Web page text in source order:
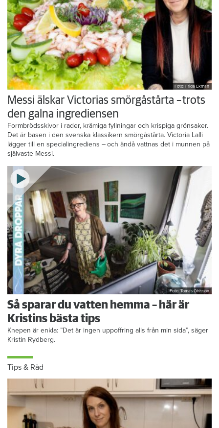
Foto: Frida Ekman
Messi älskar Victorias smörgåstårta – trots
den galna ingrediensen
Formbrödsskivor i rader, krämiga fyllningar och krispiga grönsaker.
Det är basen i den svenska klassikern smörgåstårta. Victoria Lalli
lägger till en specialingrediens – och ändå vattnas det i munnen på
självaste Messi.
Foto: Tomas Ohlsson
Så sparar du vatten hemma – här är
Kristins bästa tips
Knepen är enkla: ”Det är ingen uppoffring alls från min sida”, säger
Kristin Rydberg.
Tips & Råd